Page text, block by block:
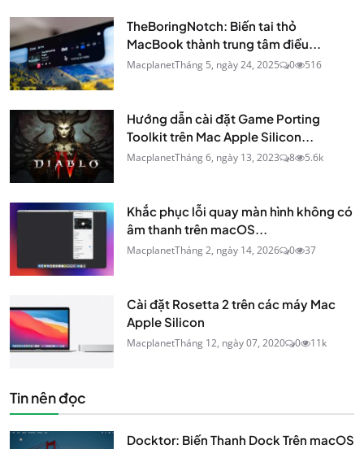
TheBoringNotch: Biến tai thỏ
MacBook thành trung tâm điều...
MacplanetTháng 5, ngày 24, 2025 0 516
Hướng dẫn cài đặt Game Porting
Toolkit trên Mac Apple Silicon...
MacplanetTháng 6, ngày 13, 2023 8 5.6k
Khắc phục lỗi quay màn hình không có
âm thanh trên macOS...
MacplanetTháng 2, ngày 14, 2026 0 37
Cài đặt Rosetta 2 trên các máy Mac
Apple Silicon
MacplanetTháng 12, ngày 07, 2020 0 11k
Tin nên đọc
Docktor: Biến Thanh Dock Trên macOS